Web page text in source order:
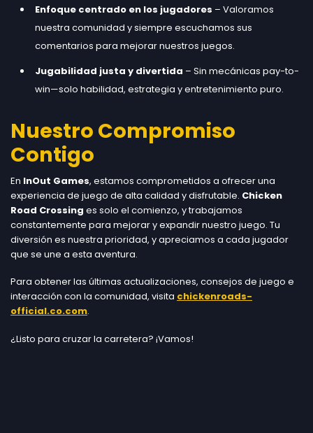
Enfoque centrado en los jugadores – Valoramos
nuestra comunidad y siempre escuchamos sus
comentarios para mejorar nuestros juegos.
Jugabilidad justa y divertida – Sin mecánicas pay-to-
win—solo habilidad, estrategia y entretenimiento puro.
Nuestro Compromiso
Contigo
En InOut Games, estamos comprometidos a ofrecer una
experiencia de juego de alta calidad y disfrutable. Chicken
Road Crossing es solo el comienzo, y trabajamos
constantemente para mejorar y expandir nuestro juego. Tu
diversión es nuestra prioridad, y apreciamos a cada jugador
que se une a esta aventura.
Para obtener las últimas actualizaciones, consejos de juego e
interacción con la comunidad, visita chickenroads-
official.co.com.
¿Listo para cruzar la carretera? ¡Vamos!